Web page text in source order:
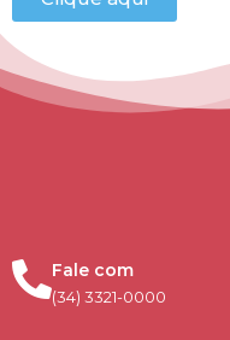
Fale com
(34) 3321-0000